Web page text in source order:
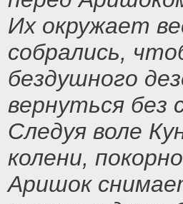
Их окружает
собрались,
бездушного
вернуться без
Следуя воле
колени,
Аришок